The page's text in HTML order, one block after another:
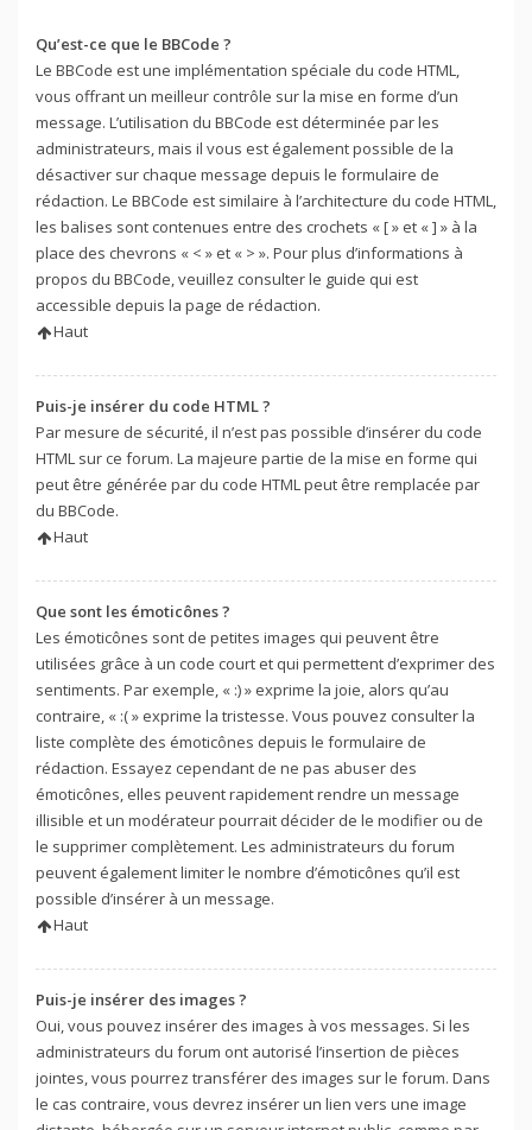
Qu’est-ce que le BBCode ?
Le BBCode est une implémentation spéciale du code HTML,
vous offrant un meilleur contrôle sur la mise en forme d’un
message. L’utilisation du BBCode est déterminée par les
administrateurs, mais il vous est également possible de la
désactiver sur chaque message depuis le formulaire de
rédaction. Le BBCode est similaire à l’architecture du code HTML,
les balises sont contenues entre des crochets « [ » et « ] » à la
place des chevrons « < » et « > ». Pour plus d’informations à
propos du BBCode, veuillez consulter le guide qui est
accessible depuis la page de rédaction.
Haut
Puis-je insérer du code HTML ?
Par mesure de sécurité, il n’est pas possible d’insérer du code
HTML sur ce forum. La majeure partie de la mise en forme qui
peut être générée par du code HTML peut être remplacée par
du BBCode.
Haut
Que sont les émoticônes ?
Les émoticônes sont de petites images qui peuvent être
utilisées grâce à un code court et qui permettent d’exprimer des
sentiments. Par exemple, « :) » exprime la joie, alors qu’au
contraire, « :( » exprime la tristesse. Vous pouvez consulter la
liste complète des émoticônes depuis le formulaire de
rédaction. Essayez cependant de ne pas abuser des
émoticônes, elles peuvent rapidement rendre un message
illisible et un modérateur pourrait décider de le modifier ou de
le supprimer complètement. Les administrateurs du forum
peuvent également limiter le nombre d’émoticônes qu’il est
possible d’insérer à un message.
Haut
Puis-je insérer des images ?
Oui, vous pouvez insérer des images à vos messages. Si les
administrateurs du forum ont autorisé l’insertion de pièces
jointes, vous pourrez transférer des images sur le forum. Dans
le cas contraire, vous devrez insérer un lien vers une image